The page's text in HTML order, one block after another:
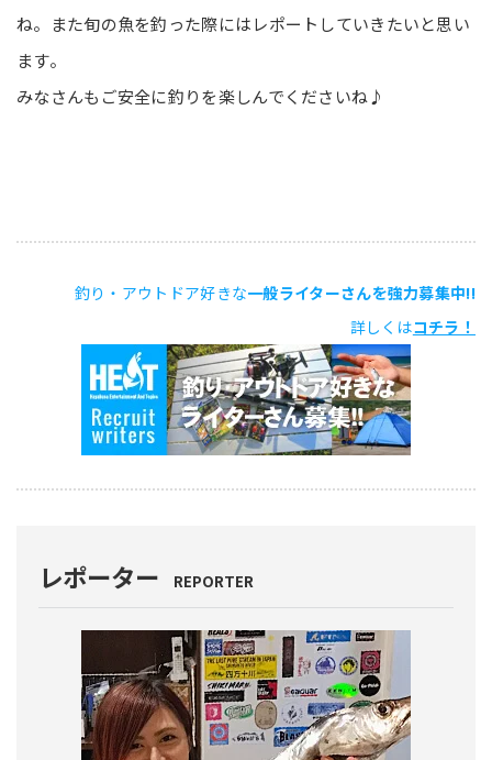
ね。また旬の魚を釣った際にはレポートしていきたいと思い
ます。
みなさんもご安全に釣りを楽しんでくださいね♪
釣り・アウトドア好きな一般ライターさんを強力募集中!!
詳しくはコチラ！
レポーター REPORTER